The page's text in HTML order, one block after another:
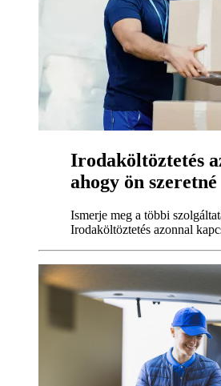
Irodaköltöztetés
ahogy ön szeretné
Ismerje meg a többi
Irodaköltöztetés azonnal